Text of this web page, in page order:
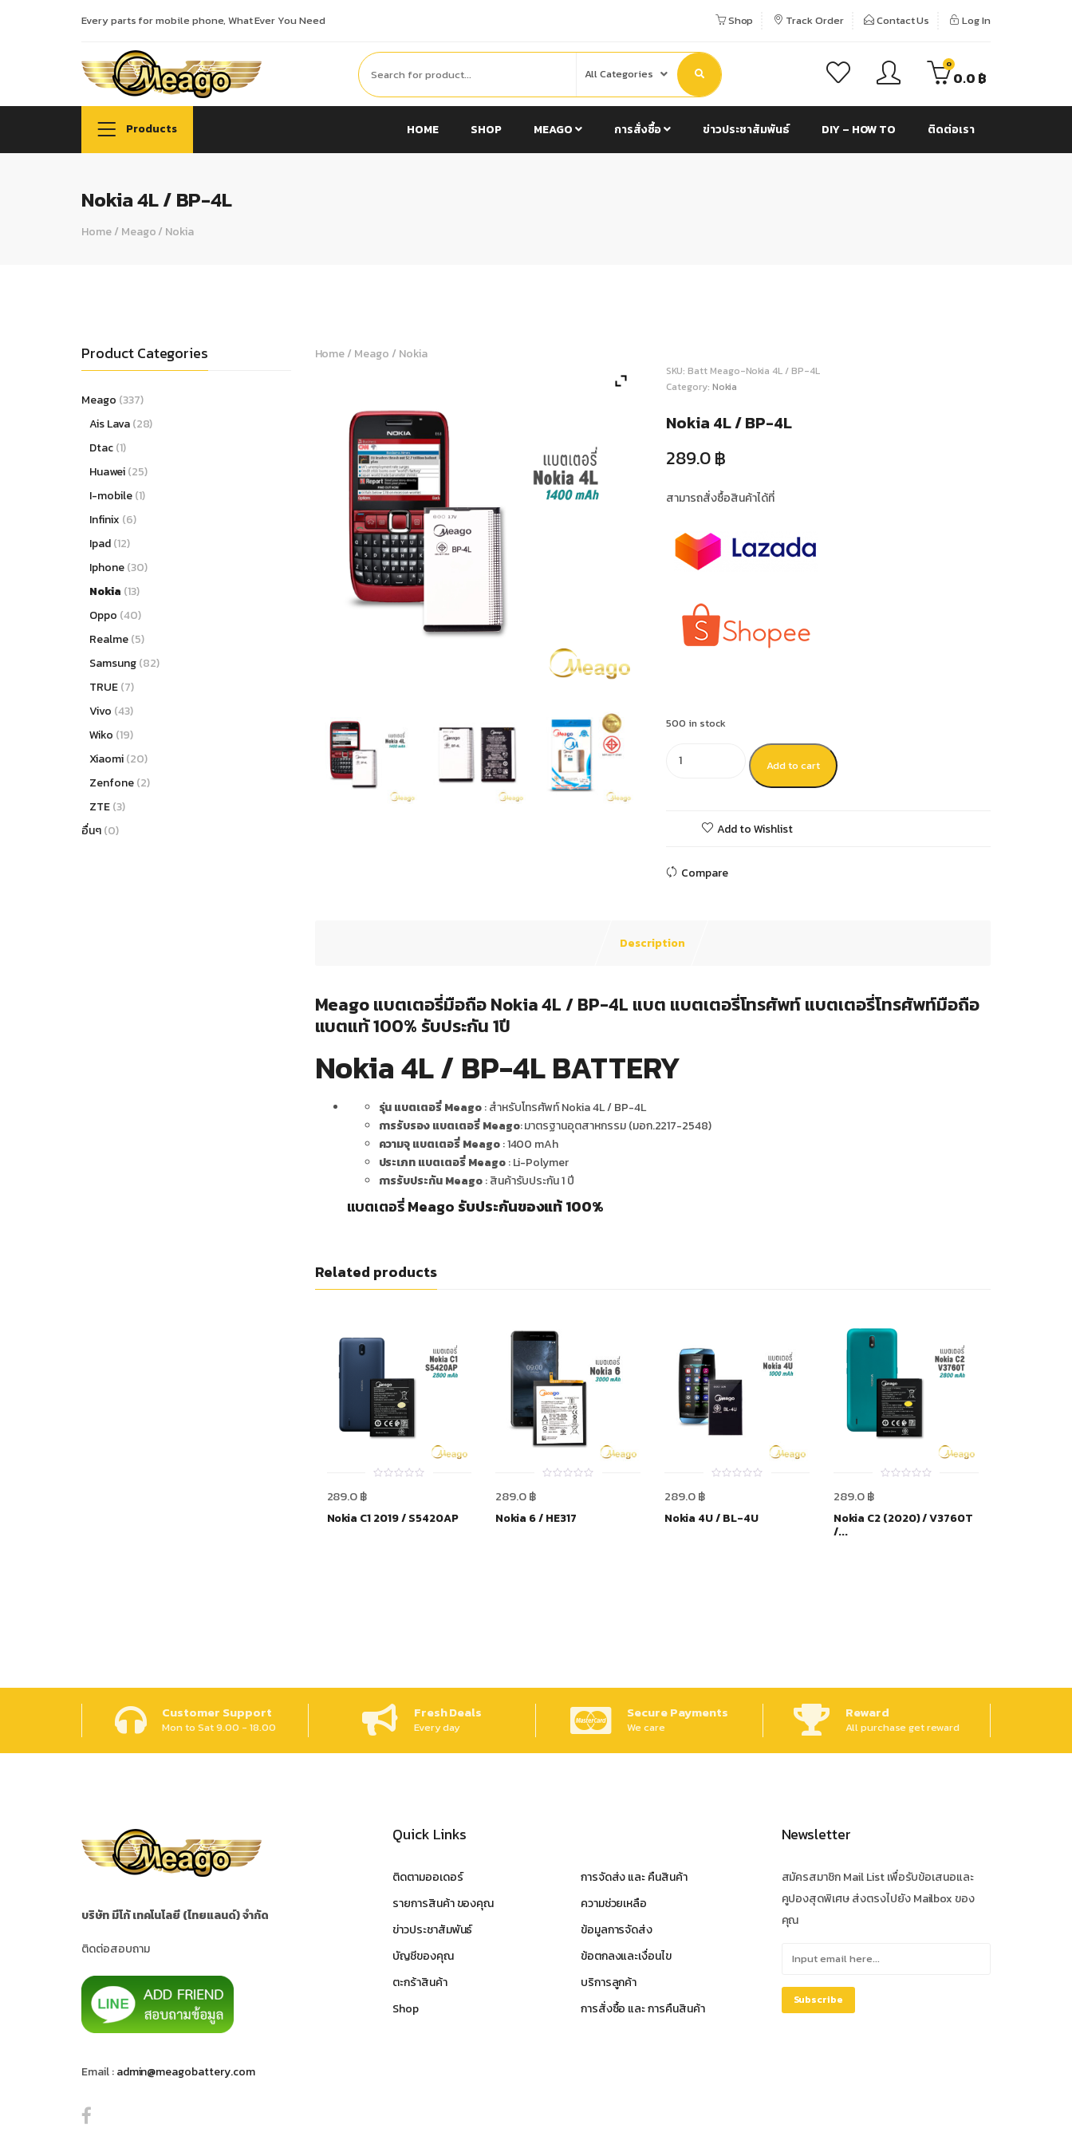
Every parts for mobile phone, What Ever You Need Shop Track Order Contact Us Log In
0
0.0 ฿
Products HOME SHOP MEAGO การสั่งซื้อ ข่าวประชาสัมพันธ์ DIY – HOW TO ติดต่อเรา
Nokia 4L / BP-4L
Home/ Meago/ Nokia
Product Categories
Meago (337)
Ais Lava (28)
Dtac(1)
Huawei (25)
I-mobile (1)
Infinix (6)
Ipad(12)
Iphone (30)
Nokia (13)
Oppo (40)
Realme (5)
Samsung (82)
TRUE(7)
Vivo (43)
Wiko (19)
Xiaomi (20)
Zenfone (2)
ZTE(3)
อื่นๆ(0)
Home/ Meago / Nokia
SKU: Batt Meago-Nokia 4L / BP-4L
Category: Nokia
Nokia 4L / BP-4L
289.0฿
สามารถสั่งซื้อสินค้าได้ที่
500 in stock
Add to cart
Add to Wishlist
Compare
Description
Meago แบตเตอรี่มือถือ Nokia 4L / BP-4L แบต แบตเตอรี่โทรศัพท์ แบตเตอรี่โทรศัพท์มือถือ
แบตแท้ 100% รับประกัน 1ปี
Nokia 4L / BP-4L BATTERY
รุ่น แบตเตอรี่ Meago: สำหรับโทรศัพท์ Nokia 4L / BP-4L
การรับรอง แบตเตอรี่ Meago: มาตรฐานอุตสาหกรรม (มอก.2217-2548)
ความจุ แบตเตอรี่ Meago: 1400 mAh
ประเภท แบตเตอรี่ Meago: Li-Polymer
การรับประกัน Meago: สินค้ารับประกัน 1 ปี
แบตเตอรี่ Meago รับประกันของแท้ 100%
Related products
5
289.0฿
Nokia C1 2019 / S5420AP
5
289.0฿
Nokia 6 / HE317
5
289.0฿
Nokia 4U / BL-4U
5
289.0฿
Nokia C2 (2020) / V3760T
/...
Customer Support
Mon to Sat 9.00 - 18.00
Fresh Deals
Every day
Secure Payments
We care
Reward
All purchase get reward
บริษัท มีโก้ เทคโนโลยี (ไทยแลนด์) จำกัด
ติดต่อสอบถาม
Email :admin@meagobattery.com
Quick Links
ติดตามออเดอร์
รายการสินค้า ของคุณ
ข่าวประชาสัมพันธ์
บัญชีของคุณ
ตะกร้าสินค้า
Shop
การจัดส่ง และ คืนสินค้า
ความช่วยเหลือ
ข้อมูลการจัดส่ง
ข้อตกลงและเงื่อนไข
บริการลูกค้า
การสั่งซื้อ และ การคืนสินค้า
Newsletter
สมัครสมาชิก Mail List เพื่อรับข้อเสนอและ
คูปองสุดพิเศษ ส่งตรงไปยัง Mailbox ของ
คุณ
Subscribe